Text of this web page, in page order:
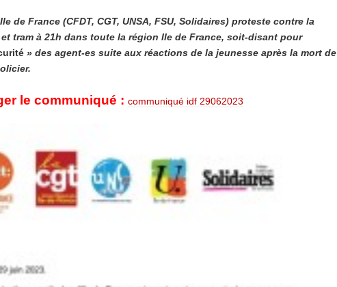
de France (CFDT, CGT, UNSA, FSU, Solidaires) proteste contre la
tram à 21h dans toute la région Ile de France, soit-disant pour
» des agent-es suite aux réactions de la jeunesse après la mort de
le communiqué : communiqué idf 29062023